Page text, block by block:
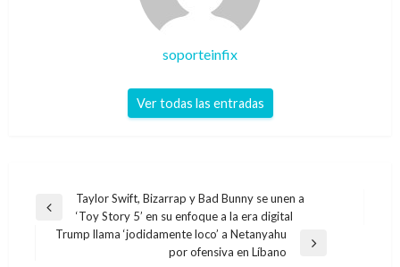
soporteinfix
Ver todas las entradas
Navegación
Entrada
anterior
Taylor Swift, Bizarrap y Bad Bunny se unen a
‘Toy Story 5’ en su enfoque a la era digital
Trump llama ‘jodidamente loco’ a Netanyahu
por ofensiva en Líbano